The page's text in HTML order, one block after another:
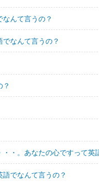
なんて言うの？
なんて言うの？
・。あなたの心ですって英
でなんて言うの？